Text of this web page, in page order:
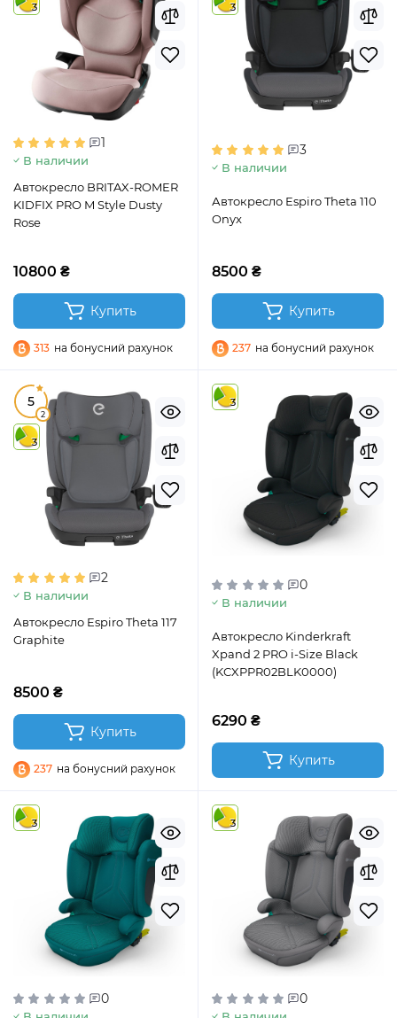
3
1
В наличии
Автокресло BRITAX-ROMER
KIDFIX PRO M Style Dusty
Rose
10800 ₴
Купить
313 на бонусний рахунок
3
3
В наличии
Автокресло Espiro Theta 110
Onyx
8500 ₴
Купить
237 на бонусний рахунок
5
2
3
2
В наличии
Автокресло Espiro Theta 117
Graphite
8500 ₴
Купить
237 на бонусний рахунок
3
0
В наличии
Автокресло Kinderkraft
Xpand 2 PRO i-Size Black
(KCXPPR02BLK0000)
6290 ₴
Купить
3
0
3
0